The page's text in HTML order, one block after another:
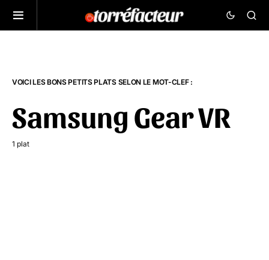
VOICI LES BONS PETITS PLATS SELON LE MOT-CLEF :
Samsung Gear VR
1 plat